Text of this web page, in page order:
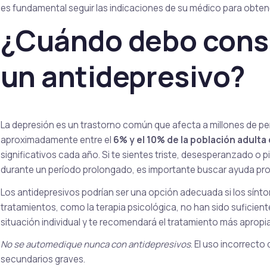
Rapamicina
es fundamental seguir las indicaciones de su médico para
¿Cuándo debo
un antidepresivo?
La depresión es un trastorno común que afecta a millones de
aproximadamente entre el 6% y el 10% de la población
significativos cada año. Si te sientes triste, desesperanzado o
durante un período prolongado, es importante buscar ayuda
Los antidepresivos podrían ser una opción adecuada si los
tratamientos, como la terapia psicológica, no han sido
situación individual y te recomendará el tratamiento más
No se automedique nunca con antidepresivos. El uso
secundarios graves.